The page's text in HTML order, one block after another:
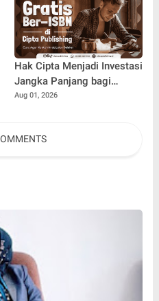
HUT ke-81 Republik
Indonesia
Hak Cipta Menjadi Investasi
Jangka Panjang bagi
Penulis Buku
Aug 01, 2026